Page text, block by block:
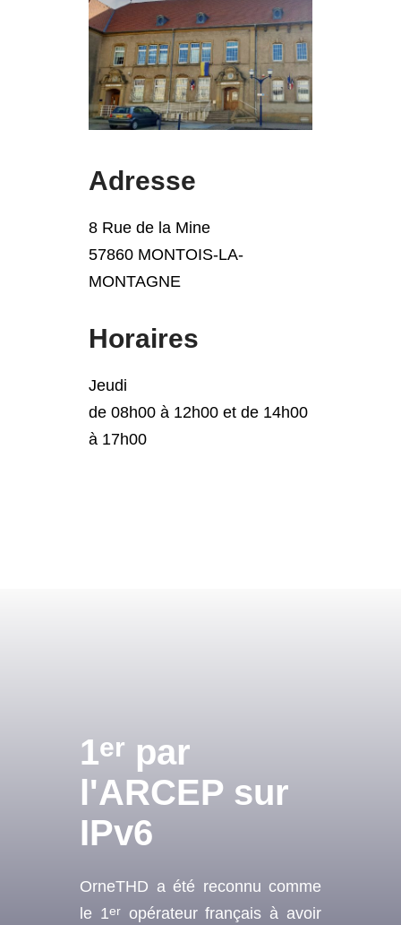
Adresse
8 Rue de la Mine
57860 MONTOIS-LA-
MONTAGNE
Horaires
Jeudi
de 08h00 à 12h00 et de 14h00
à 17h00
1er par
l'ARCEP sur
IPv6
OrneTHD a été reconnu comme
le 1eropérateur français à avoir